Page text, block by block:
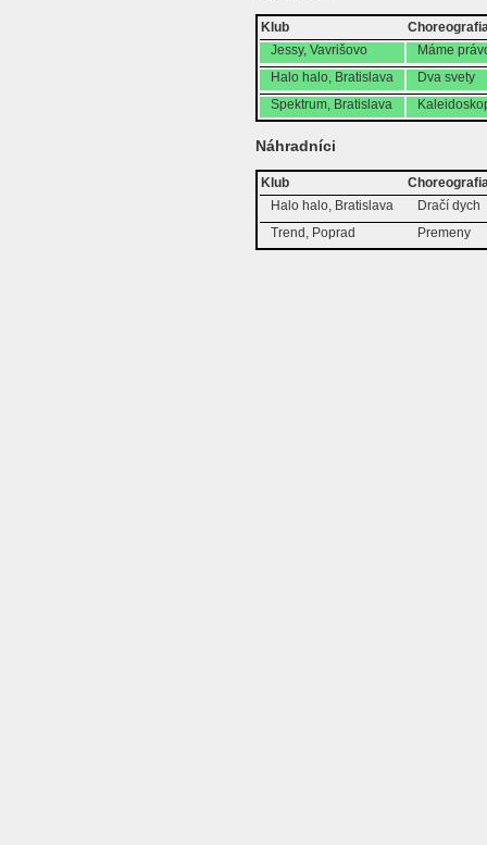
Klub
Jessy, Vavrišovo
Máme
Halo halo, Bratislava
Dva svety
Spektrum, Bratislava
Náhradníci
Klub
Halo halo, Bratislava
Dračí dych
Trend, Poprad
Premeny